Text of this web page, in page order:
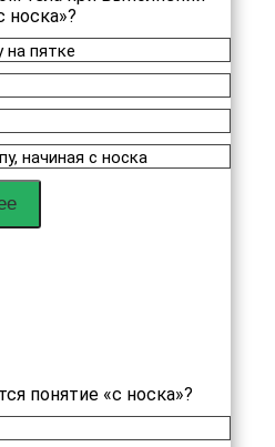
носка»?
на пятке
начиная с носка
понятие «с носка»?